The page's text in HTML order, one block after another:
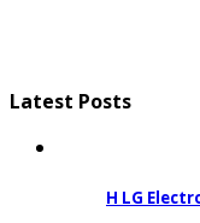
Latest Posts
Η LG